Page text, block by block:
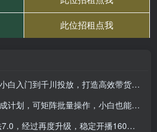
入门到千川投放，打造高效带货流程
，可矩阵批量操作，小白也能月入五位数
再度升级，稳定开播160小时无违规，抖音…